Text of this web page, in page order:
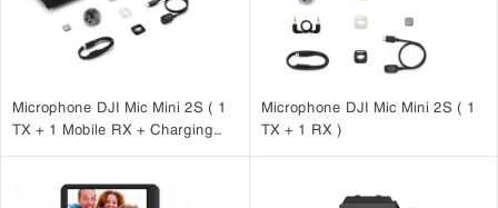
Microphone DJI Mic Mini 2S ( 1
TX + 1 Mobile RX + Charging
Microphone DJI Mic Mini 2S ( 1
TX + 1 RX )